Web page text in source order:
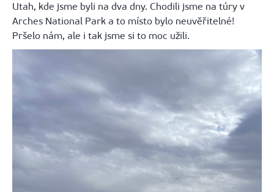
Utah, kde jsme byli na dva dny. Chodili jsme na túry v
Arches National Park a to místo bylo neuvěřitelné!
Pršelo nám, ale i tak jsme si to moc užili.